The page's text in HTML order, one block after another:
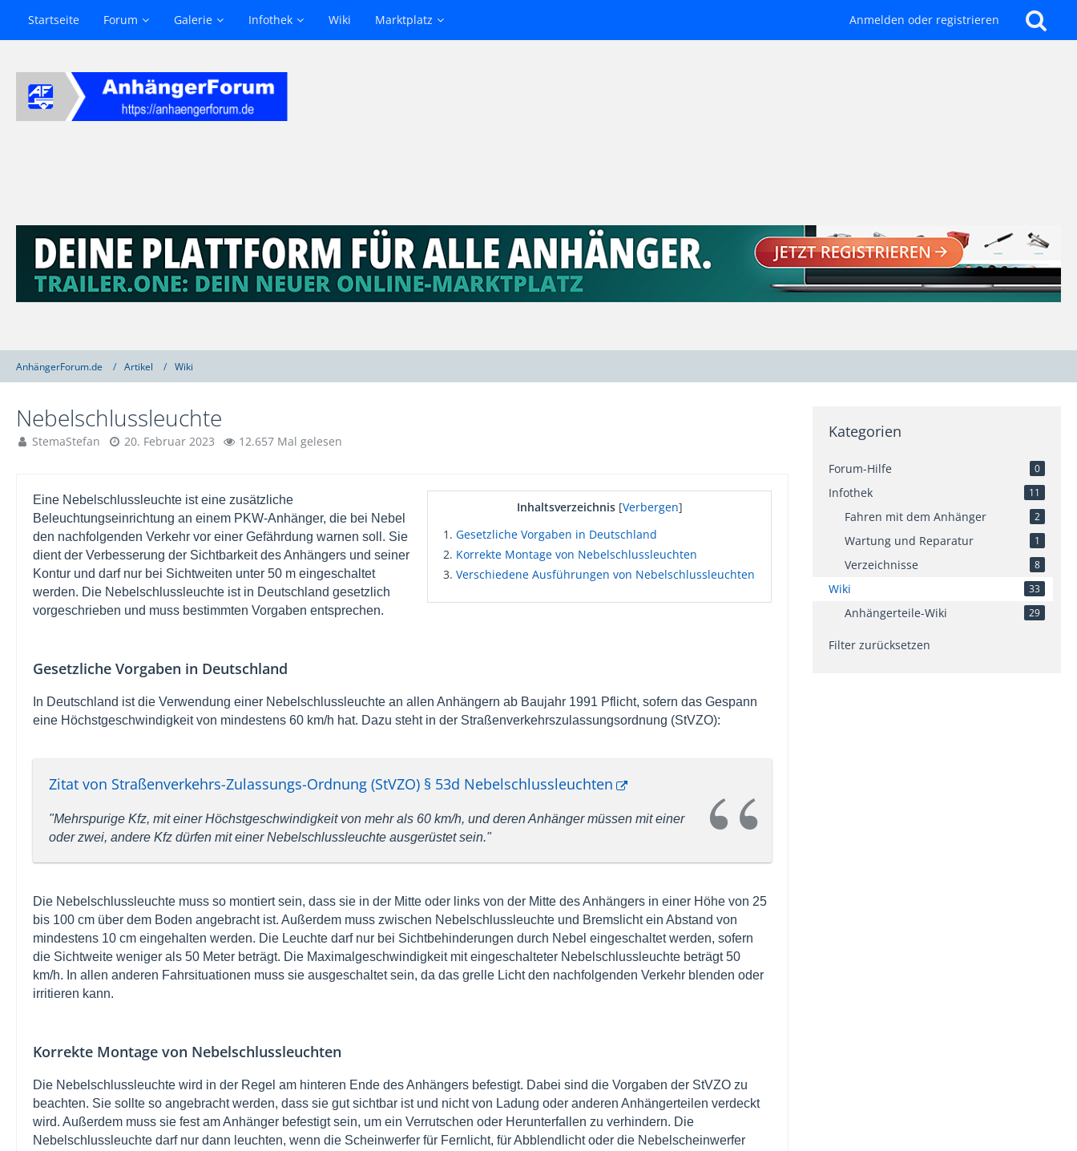
Startseite Forum Galerie Infothek Wiki Marktplatz Anmelden oder registrieren
AnhängerForum.de Artikel Wiki
Nebelschlussleuchte
StemaStefan 20. Februar 2023 12.657 Mal gelesen
Inhaltsverzeichnis [Verbergen]
Gesetzliche Vorgaben in Deutschland
Korrekte Montage von Nebelschlussleuchten
Verschiedene Ausführungen von Nebelschlussleuchten
Eine Nebelschlussleuchte ist eine zusätzliche
Beleuchtungseinrichtung an einem PKW-Anhänger, die bei Nebel
den nachfolgenden Verkehr vor einer Gefährdung warnen soll. Sie
dient der Verbesserung der Sichtbarkeit des Anhängers und seiner
Kontur und darf nur bei Sichtweiten unter 50 m eingeschaltet
werden. Die Nebelschlussleuchte ist in Deutschland gesetzlich
vorgeschrieben und muss bestimmten Vorgaben entsprechen.
Gesetzliche Vorgaben in Deutschland
In Deutschland ist die Verwendung einer Nebelschlussleuchte an allen Anhängern ab Baujahr 1991 Pflicht, sofern das Gespann
eine Höchstgeschwindigkeit von mindestens 60 km/h hat. Dazu steht in der Straßenverkehrszulassungsordnung (StVZO):
Zitat von Straßenverkehrs-Zulassungs-Ordnung (StVZO) § 53d Nebelschlussleuchten
"Mehrspurige Kfz, mit einer Höchstgeschwindigkeit von mehr als 60 km/h, und deren Anhänger müssen mit einer
oder zwei, andere Kfz dürfen mit einer Nebelschlussleuchte ausgerüstet sein."
Die Nebelschlussleuchte muss so montiert sein, dass sie in der Mitte oder links von der Mitte des Anhängers in einer Höhe von 25
bis 100 cm über dem Boden angebracht ist. Außerdem muss zwischen Nebelschlussleuchte und Bremslicht ein Abstand von
mindestens 10 cm eingehalten werden. Die Leuchte darf nur bei Sichtbehinderungen durch Nebel eingeschaltet werden, sofern
die Sichtweite weniger als 50 Meter beträgt. Die Maximalgeschwindigkeit mit eingeschalteter Nebelschlussleuchte beträgt 50
km/h. In allen anderen Fahrsituationen muss sie ausgeschaltet sein, da das grelle Licht den nachfolgenden Verkehr blenden oder
irritieren kann.
Korrekte Montage von Nebelschlussleuchten
Die Nebelschlussleuchte wird in der Regel am hinteren Ende des Anhängers befestigt. Dabei sind die Vorgaben der StVZO zu
beachten. Sie sollte so angebracht werden, dass sie gut sichtbar ist und nicht von Ladung oder anderen Anhängerteilen verdeckt
wird. Außerdem muss sie fest am Anhänger befestigt sein, um ein Verrutschen oder Herunterfallen zu verhindern. Die
Nebelschlussleuchte darf nur dann leuchten, wenn die Scheinwerfer für Fernlicht, für Abblendlicht oder die Nebelscheinwerfer
Kategorien
Forum-Hilfe 0
Infothek 11
Fahren mit dem Anhänger 2
Wartung und Reparatur 1
Verzeichnisse 8
Wiki 33
Anhängerteile-Wiki 29
Filter zurücksetzen